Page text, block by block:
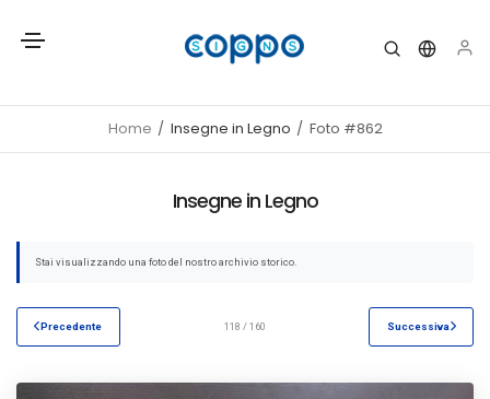
Home Insegne in Legno Foto #862
Insegne in Legno
Stai visualizzando una foto del nostro archivio storico.
Precedente 118 / 160 Successiva